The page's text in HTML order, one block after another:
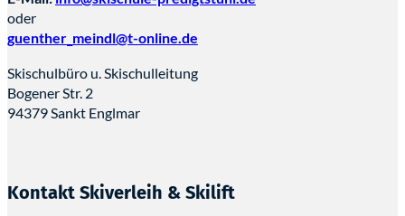
oder
guenther_meindl@t-online.de
Skischulbüro u. Skischulleitung
Bogener Str. 2
94379 Sankt Englmar
Kontakt Skiverleih & Skilift